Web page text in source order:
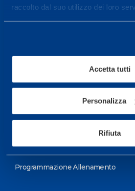
raccolto dal suo utilizzo dei loro
Accetta tutti
Personalizza
Rifiuta
Centro servizi
wellness.
Maggiori
Servizi
Programmazione Allenamento